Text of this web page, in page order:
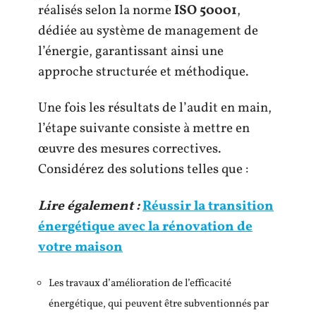
réalisés selon la normeISO 50001,
dédiée au système de management de
l’énergie, garantissant ainsi une
approche structurée et méthodique.
Une fois les résultats de l’audit en main,
l’étape suivante consiste à mettre en
œuvre des mesures correctives.
Considérez des solutions telles que :
Lire également :Réussir la transition
énergétique avec la rénovation de
votre maison
Les travaux d’amélioration de l’efficacité
énergétique, qui peuvent être subventionnés par